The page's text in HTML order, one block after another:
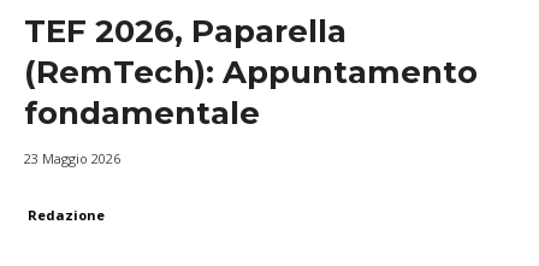
TEF 2026, Paparella
(RemTech): Appuntamento
fondamentale
23 Maggio 2026
Redazione